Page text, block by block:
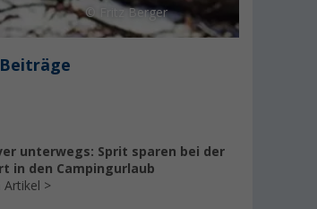
© Fritz Berger
unterwegs: Sprit sparen bei der
in den Campingurlaub
Artikel